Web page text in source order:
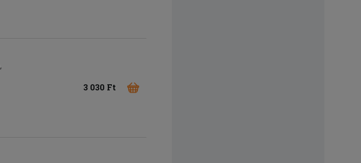
3 030 Ft